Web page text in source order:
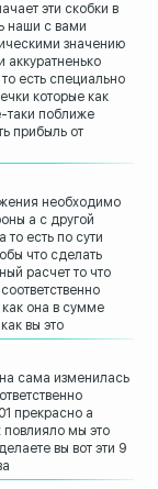
эти скобки в
наши с вами
значению
аккуратненько
есть специально
которые как
таки поближе
прибыль от
необходимо
а с другой
то есть по сути
что сделать
расчет то что
как она в сумме
вы это
сама изменилась
прекрасно а
повлияло мы это
вы вот эти 9